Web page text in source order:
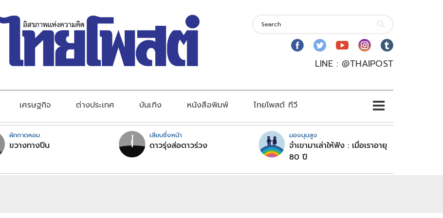
LINE : @THAIPOST
เศรษฐกิจ ต่างประเทศ บันเทิง หนังสือพิมพ์ ไทยโพสต์ ทีวี
ผักกาดหอม
ขวางทางปืน
เสียบซึ่งหน้า
ดาวรุ่งส่อดาวร่วง
มองมุมสูง
จำเขามาเล่าให้ฟัง : เมื่อเราอายุ
80 ปี